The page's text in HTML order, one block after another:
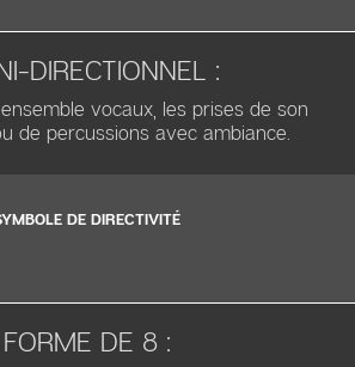
DIRECTIONNEL :
vocaux, les prises de son
de percussions avec ambiance.
DE DIRECTIVITÉ
FORME DE 8 :